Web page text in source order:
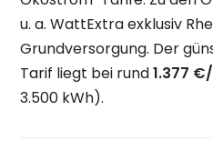
u. a. WattExtra exklusiv
Grundversorgung. Der
Tarif liegt bei rund1.377
3.500 kWh).